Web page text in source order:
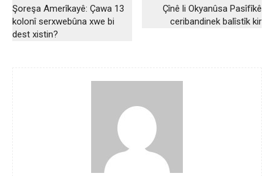
Şoreşa Amerîkayê: Çawa 13
kolonî serxwebûna xwe bi
dest xistin?
Çînê li Okyanûsa Pasîfîkê
ceribandinek balîstîk kir